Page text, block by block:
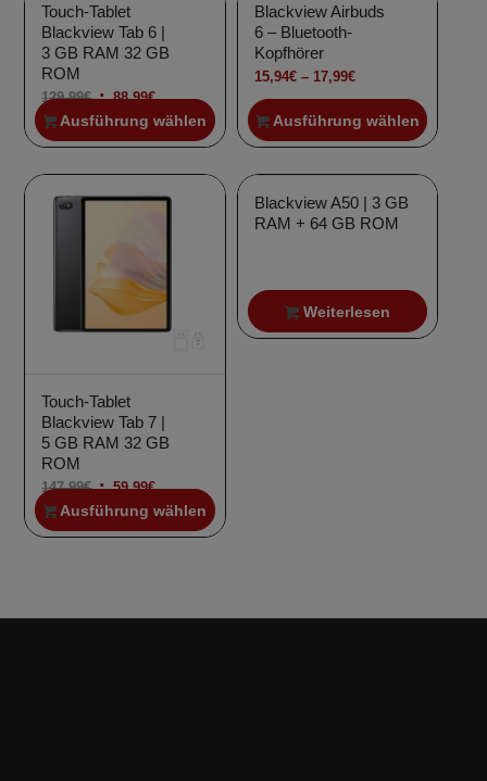
Touch-Tablet
Blackview Tab 6 |
3 GB RAM 32 GB
ROM
129,99€ Ursprünglicher
Preis
war:
129,99€
88,99€Aktueller
Preis
ist:
88,99€.
Ausführung wählen
Blackview Airbuds
6 – Bluetooth-
Kopfhörer
15,94€ – 17,99€Preisspanne:
15,94€
bis
17,99€
Ausführung wählen
Touch-Tablet
Blackview Tab 7 |
5 GB RAM 32 GB
ROM
147,99€ Ursprünglicher
Preis
war:
59,99€Aktueller
Preis
ist:
Angebot!
Ausführung wählen
Blackview A50 | 3 GB
RAM + 64 GB ROM
Weiterlesen